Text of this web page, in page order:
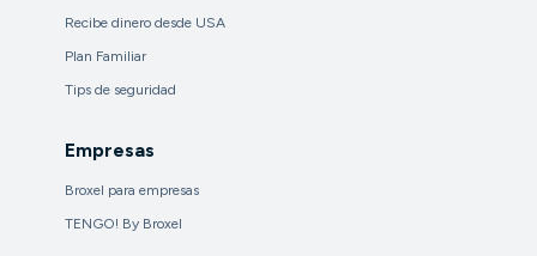
Recibe dinero desde USA
Plan Familiar
Tips de seguridad
Empresas
Broxel para empresas
TENGO! By Broxel